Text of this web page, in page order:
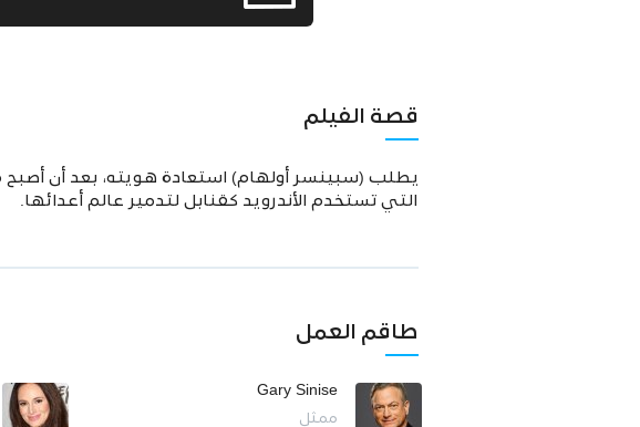
قصة الفيلم
يطلب (سبينسر أولهام) استعادة هويته، بعد أن
التي تستخدم الأندرويد كقنابل لتدمير عالم أعدائها. ‎
طاقم العمل
Gary Sinise
ممثل